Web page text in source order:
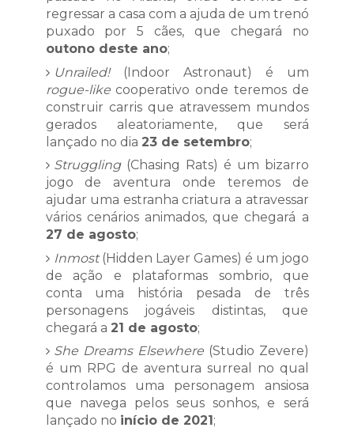
regressar a casa com a ajuda de um trenó
puxado por 5 cães, que chegará no
outono deste ano;
Unrailed!(Indoor Astronaut) é um
rogue-likecooperativo onde teremos de
construir carris que atravessem mundos
gerados aleatoriamente, que será
lançado no dia 23 de setembro;
Struggling(Chasing Rats) é um bizarro
jogo de aventura onde teremos de
ajudar uma estranha criatura a atravessar
vários cenários animados, que chegará a
27 de agosto;
Inmost(Hidden Layer Games) é um jogo
de ação e plataformas sombrio, que
conta uma história pesada de três
personagens jogáveis distintas, que
chegará a 21 de agosto;
She Dreams Elsewhere(Studio Zevere)
é um RPG de aventura surreal no qual
controlamos uma personagem ansiosa
que navega pelos seus sonhos, e será
lançado no início de 2021 ;